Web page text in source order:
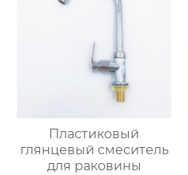
Пластиковый
глянцевый смеситель
для раковины